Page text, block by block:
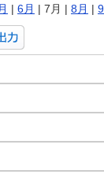
| 6月 | 7月 | 8月 |